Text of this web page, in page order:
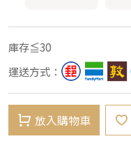
庫存≦30
運送方式：
放入購物車